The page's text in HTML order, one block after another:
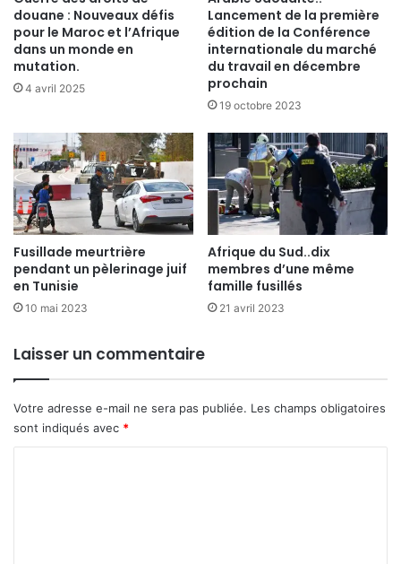
douane : Nouveaux défis
pour le Maroc et l’Afrique
dans un monde en
mutation.
4 avril 2025
Lancement de la première
édition de la Conférence
internationale du marché
du travail en décembre
prochain
19 octobre 2023
Fusillade meurtrière
pendant un pèlerinage juif
en Tunisie
10 mai 2023
Afrique du Sud..dix
membres d’une même
famille fusillés
21 avril 2023
Laisser un commentaire
Votre adresse e-mail ne sera pas publiée. Les champs obligatoires
sont indiqués avec *